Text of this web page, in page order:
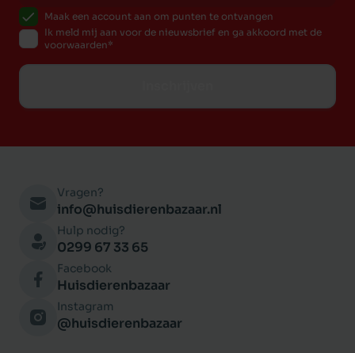
Maak een account aan om punten te ontvangen
Ik meld mij aan voor de nieuwsbrief en ga akkoord met de
voorwaarden
Vragen?
info@huisdierenbazaar.nl
Hulp nodig?
0299 67 33 65
Facebook
Huisdierenbazaar
Instagram
@huisdierenbazaar